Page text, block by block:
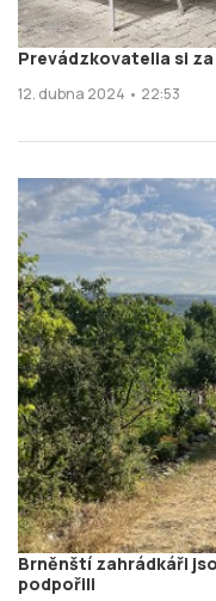
Prevádzkovatelia si
12. dubna 2024 • 22:53
Brněnští zahrádkáři
podpořili